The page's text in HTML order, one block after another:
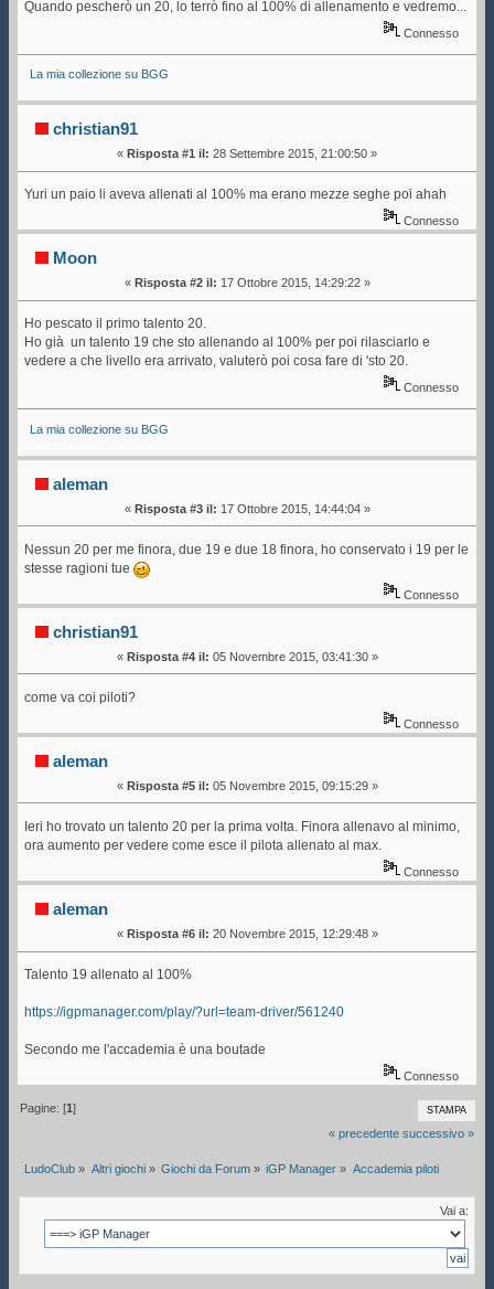
Quando pescherò un 20, lo terrò fino al 100% di allenamento e vedremo...
Connesso
La mia collezione su BGG
christian91
« Risposta #1 il: 28 Settembre 2015, 21:00:50 »
Yuri un paio li aveva allenati al 100% ma erano mezze seghe poi ahah
Connesso
Moon
« Risposta #2 il: 17 Ottobre 2015, 14:29:22 »
Ho pescato il primo talento 20.
Ho già un talento 19 che sto allenando al 100% per poi rilasciarlo e
vedere a che livello era arrivato, valuterò poi cosa fare di 'sto 20.
Connesso
La mia collezione su BGG
aleman
« Risposta #3 il: 17 Ottobre 2015, 14:44:04 »
Nessun 20 per me finora, due 19 e due 18 finora, ho conservato i 19 per le
stesse ragioni tue
Connesso
christian91
« Risposta #4 il: 05 Novembre 2015, 03:41:30 »
come va coi piloti?
Connesso
aleman
« Risposta #5 il: 05 Novembre 2015, 09:15:29 »
Ieri ho trovato un talento 20 per la prima volta. Finora allenavo al minimo,
ora aumento per vedere come esce il pilota allenato al max.
Connesso
aleman
« Risposta #6 il: 20 Novembre 2015, 12:29:48 »
Talento 19 allenato al 100%
https://igpmanager.com/play/?url=team-driver/561240
Secondo me l'accademia è una boutade
Connesso
STAMPA
Pagine: [1]
« precedente successivo »
LudoClub » Altri giochi» Giochi da Forum» iGP Manager » Accademia piloti
Vai a: